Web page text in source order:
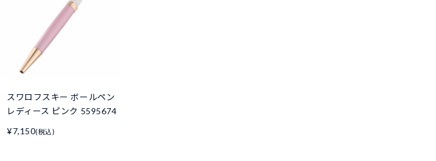
スワロフスキー ボールペン
レディース ピンク 5595674
¥7,150(税込)